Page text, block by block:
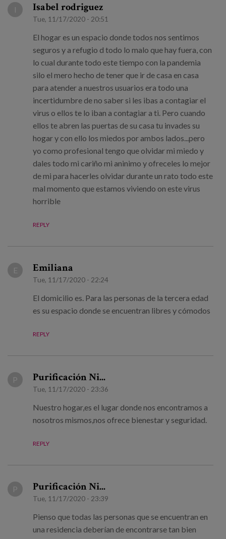
I Isabel rodriguez
Tue, 11/17/2020 - 20:51
El hogar es un espacio donde todos nos sentimos
seguros y a refugio d todo lo malo que hay fuera, con
lo cual durante todo este tiempo con la pandemia
silo el mero hecho de tener que ir de casa en casa
para atender a nuestros usuarios era todo una
incertidumbre de no saber si les ibas a contagiar el
virus o ellos te lo iban a contagiar a ti. Pero cuando
ellos te abren las puertas de su casa tu invades su
hogar y con ello los miedos por ambos lados...pero
yo como profesional tengo que olvidar mi miedo y
dales todo mi cariño mi aninimo y ofreceles lo mejor
de mi para hacerles olvidar durante un rato todo este
mal momento que estamos viviendo on este virus
horrible
REPLY
E Emiliana
Tue, 11/17/2020 - 22:24
El domicilio es. Para las personas de la tercera edad
es su espacio donde se encuentran libres y cómodos
REPLY
P Purificación Ni...
Tue, 11/17/2020 - 23:36
Nuestro hogar,es el lugar donde nos encontramos a
nosotros mismos,nos ofrece bienestar y seguridad.
REPLY
P Purificación Ni...
Tue, 11/17/2020 - 23:39
Pienso que todas las personas que se encuentran en
una residencia deberían de encontrarse tan bien